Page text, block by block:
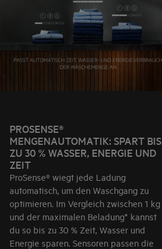
PROSENSE®
MENGENAUTOMATIK: SPART BIS
ZU 30 % WASSER, ENERGIE UND
ZEIT
ProSense® wiegt jede Ladung
automatisch, um den Waschgang zu
optimieren. Im Vergleich zwischen 1 kg
und der maximalen Beladung* kannst
du so bis zu 30 % Zeit, Wasser und
Energie sparen. Sensoren passen die